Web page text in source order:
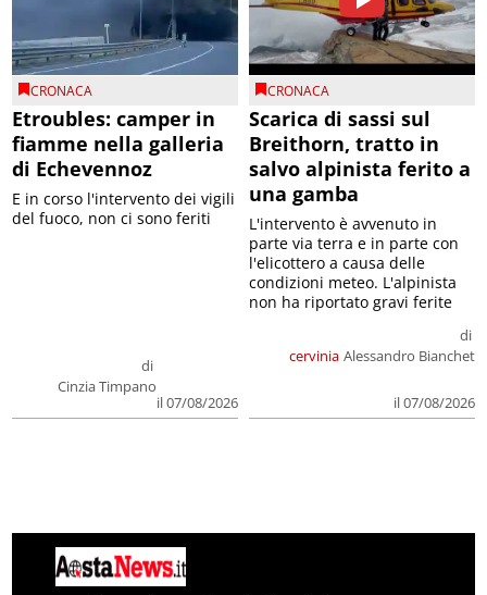
CRONACA
Etroubles: camper in
fiamme nella galleria
di Echevennoz
di
Cinzia Timpano
il 07/08/2026
E in corso l'intervento dei vigili
del fuoco, non ci sono feriti
CRONACA
Scarica di sassi sul
Breithorn, tratto in
salvo alpinista ferito a
una gamba
cervinia
di
Alessandro Bianchet
il 07/08/2026
L'intervento è avvenuto in
parte via terra e in parte con
l'elicottero a causa delle
condizioni meteo. L'alpinista
non ha riportato gravi ferite